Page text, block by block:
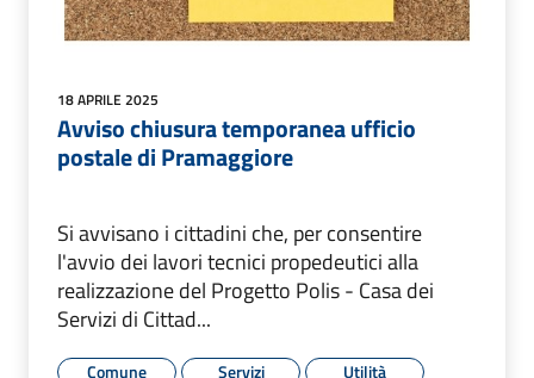
18 APRILE 2025
Avviso chiusura temporanea ufficio
postale di Pramaggiore
Si avvisano i cittadini che, per consentire
l'avvio dei lavori tecnici propedeutici alla
realizzazione del Progetto Polis - Casa dei
Servizi di Cittad...
Comune Servizi Utilità